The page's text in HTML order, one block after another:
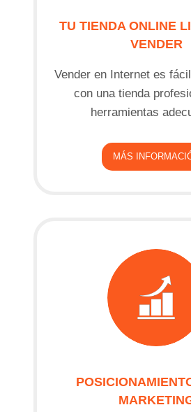
TU TIENDA ONLINE
VENDER
Vender en Internet es
con una tienda
herramientas
MÁS